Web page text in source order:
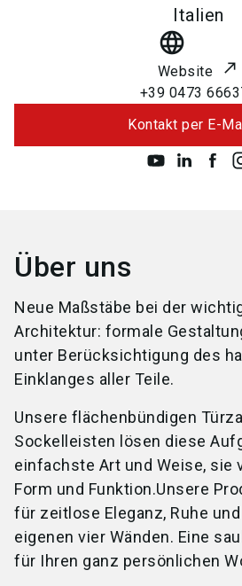
Italien
language
Website
+39 0473
Kontakt per E-
Über uns
Neue Maßstäbe bei der
Architektur: formale
unter Berücksichtigung des
Einklanges aller Teile.
Unsere flächenbündigen
Sockelleisten lösen diese
einfachste Art und Weise, sie
Form und Funktion.Unsere
für zeitlose Eleganz, Ruhe
eigenen vier Wänden. Eine
für Ihren ganz persönlichen